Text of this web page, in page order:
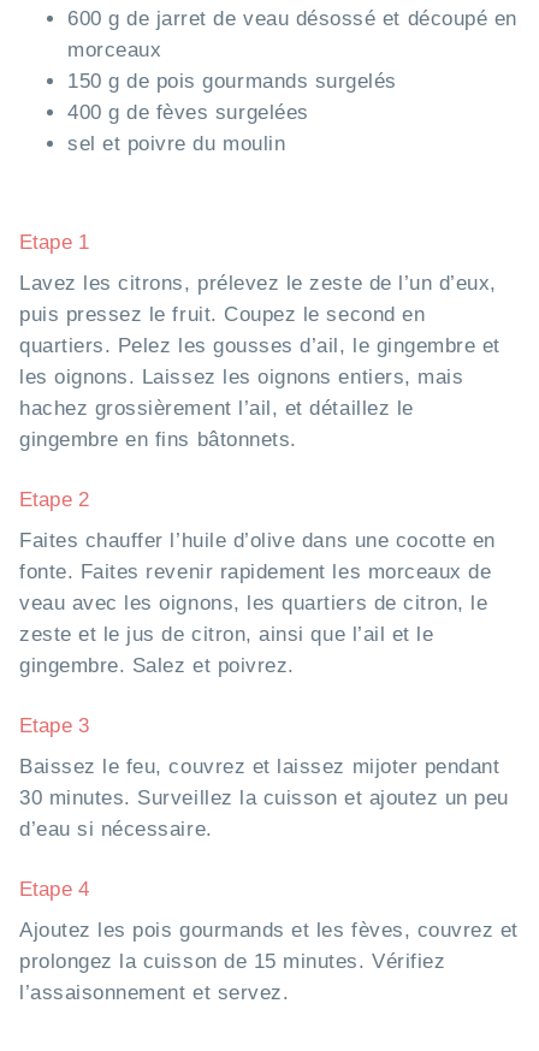
600 g de jarret de veau désossé et découpé en
morceaux
150 g de pois gourmands surgelés
400 g de fèves surgelées
sel et poivre du moulin
Etape 1
Lavez les citrons, prélevez le zeste de l’un d’eux,
puis pressez le fruit. Coupez le second en
quartiers. Pelez les gousses d’ail, le gingembre et
les oignons. Laissez les oignons entiers, mais
hachez grossièrement l’ail, et détaillez le
gingembre en fins bâtonnets.
Etape 2
Faites chauffer l’huile d’olive dans une cocotte en
fonte. Faites revenir rapidement les morceaux de
veau avec les oignons, les quartiers de citron, le
zeste et le jus de citron, ainsi que l’ail et le
gingembre. Salez et poivrez.
Etape 3
Baissez le feu, couvrez et laissez mijoter pendant
30 minutes. Surveillez la cuisson et ajoutez un peu
d’eau si nécessaire.
Etape 4
Ajoutez les pois gourmands et les fèves, couvrez et
prolongez la cuisson de 15 minutes. Vérifiez
l’assaisonnement et servez.